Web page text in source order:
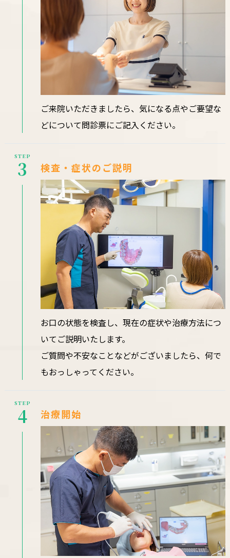
ご来院いただきましたら、気になる点やご要望な
どについて問診票にご記入ください。
STEP
3 検査・症状のご説明
お口の状態を検査し、現在の症状や治療方法につ
いてご説明いたします。
ご質問や不安なことなどがございましたら、何で
もおっしゃってください。
STEP
4 治療開始